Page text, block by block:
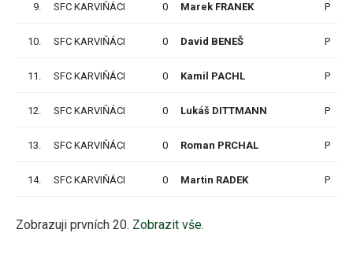
9. SFC KARVIŇÁCI 0 Marek FRANEK P
10. SFC KARVIŇÁCI 0 David BENEŠ P
11. SFC KARVIŇÁCI 0 Kamil PACHL P
12. SFC KARVIŇÁCI 0 Lukáš DITTMANN P
13. SFC KARVIŇÁCI 0 Roman PRCHAL P
14. SFC KARVIŇÁCI 0 Martin RADEK P
Zobrazuji prvních 20. Zobrazit vše.